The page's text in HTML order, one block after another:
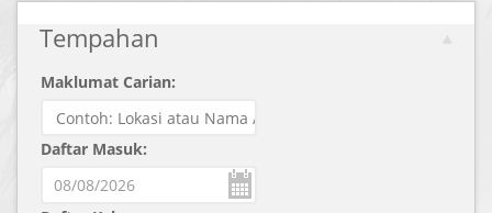
Tempahan
Maklumat Carian:
Daftar Masuk: